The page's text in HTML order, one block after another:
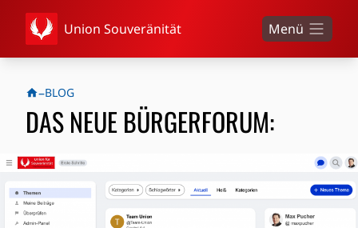
Union Souveränität Menü
–BLOG
DAS NEUE BÜRGERFORUM: